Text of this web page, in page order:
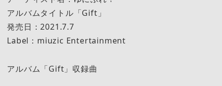
アルバムタイトル「Gift」
発売日：2021.7.7
Label：miuzic Entertainment
アルバム「Gift」収録曲